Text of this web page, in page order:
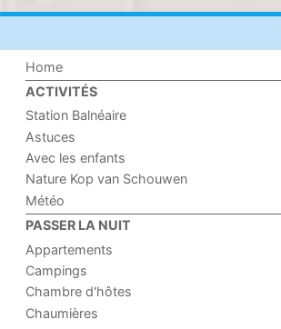
Home
ACTIVITÉS
Station Balnéaire
Astuces
Avec les enfants
Nature Kop van Schouwen
Météo
PASSER LA NUIT
Appartements
Campings
Chambre d'hôtes
Chaumières